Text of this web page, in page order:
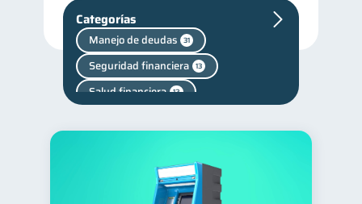
Categorías
Manejo de deudas 31
Seguridad financiera 13
Salud financiera 12
Cuenta Inactiva 1